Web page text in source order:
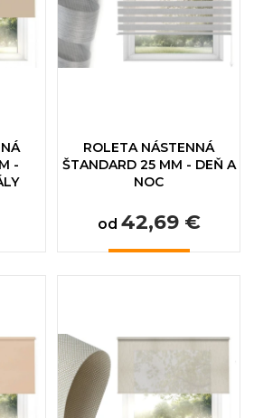
-
ROLETA NÁSTENNÁ
ŠTANDARD 25 MM - DEŇ A
NOC
od 42,69 €